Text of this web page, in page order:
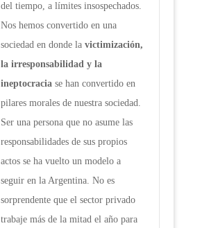
del tiempo, a límites insospechados.
Nos hemos convertido en una
sociedad en donde la victimización,
la irresponsabilidad y la
ineptocracia se han convertido en
pilares morales de nuestra sociedad.
Ser una persona que no asume las
responsabilidades de sus propios
actos se ha vuelto un modelo a
seguir en la Argentina. No es
sorprendente que el sector privado
trabaje más de la mitad el año para